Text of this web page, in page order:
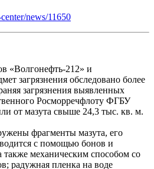
news/11650
«Волгонефть-212» и
загрязнения обследовано более
загрязнения выявленных
Росморречфлоту ФГБУ
от мазута свыше 24,3 тыс. кв. м.
фрагменты мазута, его
с помощью бонов и
также механическим способом со
радужная пленка на воде